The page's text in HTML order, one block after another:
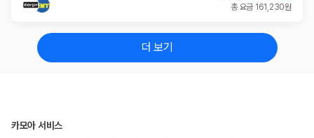
총 요금 161,230원
더 보기
카모아 서비스